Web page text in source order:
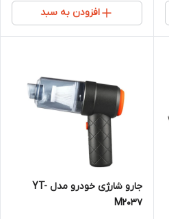
افزودن به سبد
جارو شارژی خودرو مدل YT-
M2037